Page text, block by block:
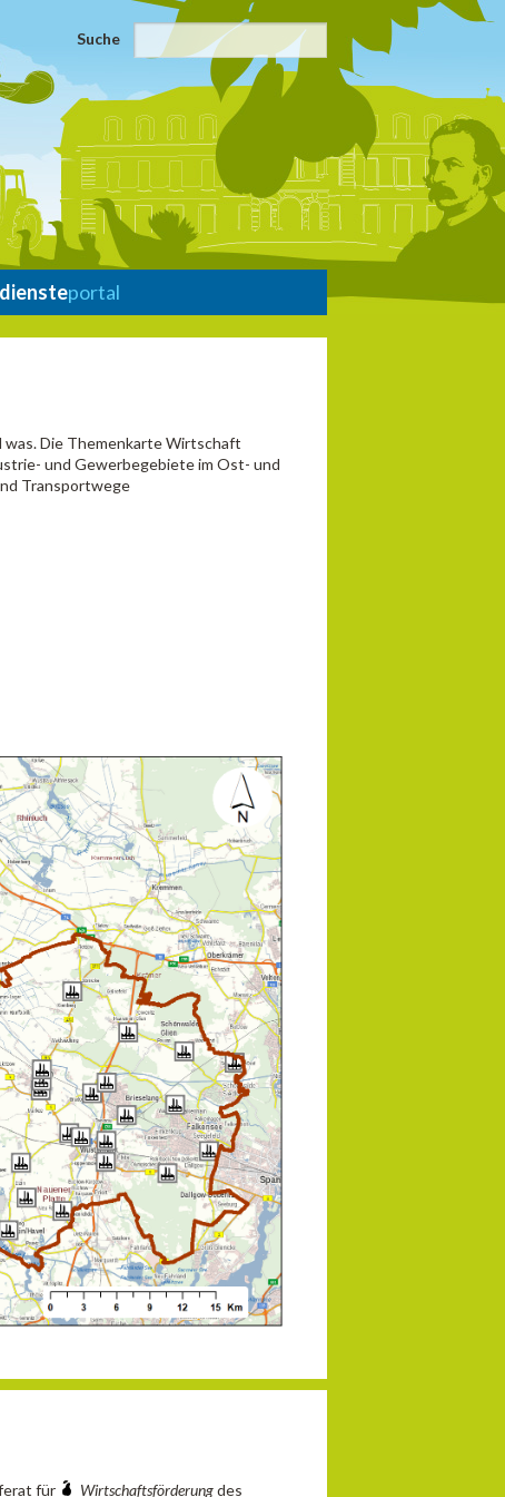
Suche
diensteportal
Die Themenkarte Wirtschaft
und Gewerbegebiete im Ost- und
Transportwege
für Wirtschaftsförderungdes